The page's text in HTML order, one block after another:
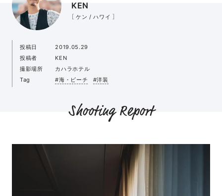
KEN
［ ケン / ハワイ ］
投稿日
2019.05.29
投稿者
KEN
撮影場所
カハラホテル
Tag
#海・ビーチ #洋装
Shooting Report